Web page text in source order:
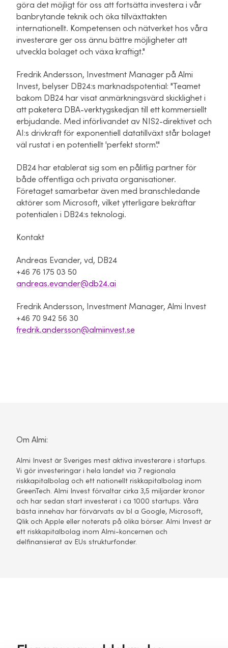
göra det möjligt för oss att fortsätta investera i vår
banbrytande teknik och öka tillväxttakten
internationellt. Kompetensen och nätverket hos våra
investerare ger oss ännu bättre möjligheter att
utveckla bolaget och växa kraftigt."
Fredrik Andersson, Investment Manager på Almi
Invest, belyser DB24:s marknadspotential: "Teamet
bakom DB24 har visat anmärkningsvärd skicklighet i
att paketera DBA-verktygskedjan till ett kommersiellt
erbjudande. Med införlivandet av NIS2-direktivet och
AI:s drivkraft för exponentiell datatillväxt står bolaget
väl rustat i en potentiellt 'perfekt storm'."
DB24 har etablerat sig som en pålitlig partner för
både offentliga och privata organisationer.
Företaget samarbetar även med branschledande
aktörer som Microsoft, vilket ytterligare bekräftar
potentialen i DB24:s teknologi.
Kontakt
Andreas Evander, vd, DB24
+46 76 175 03 50
andreas.evander@db24.ai
Fredrik Andersson, Investment Manager, Almi Invest
+46 70 942 56 30
fredrik.andersson@almiinvest.se
Om Almi:
Almi Invest är Sveriges mest aktiva investerare i startups.
Vi gör investeringar i hela landet via 7 regionala
riskkapitalbolag och ett nationellt riskkapitalbolag inom
GreenTech. Almi Invest förvaltar cirka 3,5 miljarder kronor
och har sedan start investerat i ca 1000 startups. Våra
bästa innehav har förvärvats av bl a Google, Microsoft,
Qlik och Apple eller noterats på olika börser. Almi Invest är
ett riskkapitalbolag inom Almi-koncernen och
delfinansierat av EUs strukturfonder.